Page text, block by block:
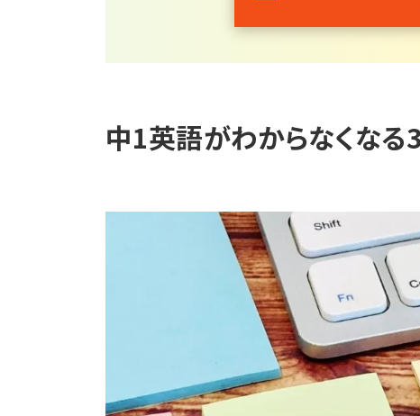
中1英語がわからなくなる